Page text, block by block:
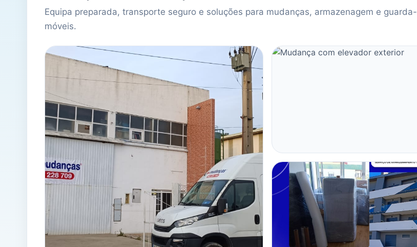
Equipa preparada, transporte seguro e soluções para mudanças, armazenagem e guarda-
móveis.